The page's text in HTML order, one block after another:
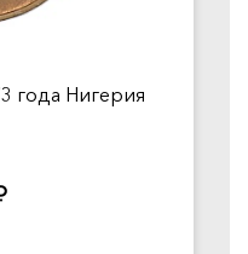
года Нигерия